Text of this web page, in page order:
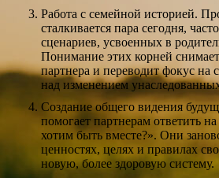
Работа с семейной историей.
сталкивается пара сегодня,
сценариев, усвоенных в
Понимание этих корней
партнера и переводит фокус на
над изменением
Создание общего видения
помогает партнерам ответить
хотим быть вместе?». Они
ценностях, целях и правилах
новую, более здоровую систему.